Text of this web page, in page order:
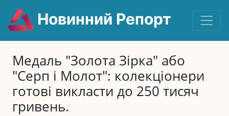
Новинний Репорт
Медаль "Золота Зірка" або
"Серп і Молот": колекціонери
готові викласти до 250 тисяч
гривень.